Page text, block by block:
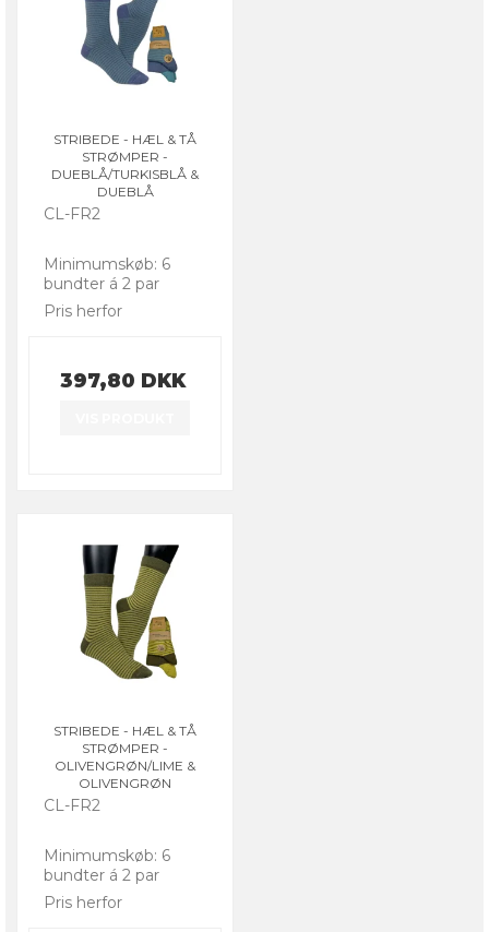
STRIBEDE - HÆL & TÅ
STRØMPER -
DUEBLÅ/TURKISBLÅ &
DUEBLÅ
CL-FR2
Minimumskøb: 6
bundter á 2 par
Pris herfor
397,80 DKK
STRIBEDE - HÆL & TÅ
STRØMPER -
OLIVENGRØN/LIME &
OLIVENGRØN
CL-FR2
Minimumskøb: 6
bundter á 2 par
Pris herfor